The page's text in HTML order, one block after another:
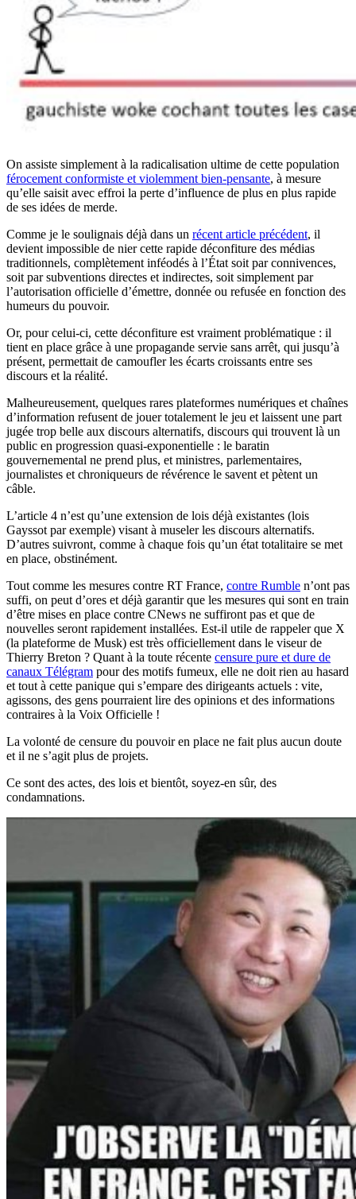
On assiste simplement à la radicalisation ultime de cette population
férocement conformiste et violemment bien-pensante, à mesure
qu’elle saisit avec effroi la perte d’influence de plus en plus rapide
de ses idées de merde.
Comme je le soulignais déjà dans un récent article précédent, il
devient impossible de nier cette rapide déconfiture des médias
traditionnels, complètement inféodés à l’État soit par connivences,
soit par subventions directes et indirectes, soit simplement par
l’autorisation officielle d’émettre, donnée ou refusée en fonction des
humeurs du pouvoir.
Or, pour celui-ci, cette déconfiture est vraiment problématique : il
tient en place grâce à une propagande servie sans arrêt, qui jusqu’à
présent, permettait de camoufler les écarts croissants entre ses
discours et la réalité.
Malheureusement, quelques rares plateformes numériques et chaînes
d’information refusent de jouer totalement le jeu et laissent une part
jugée trop belle aux discours alternatifs, discours qui trouvent là un
public en progression quasi-exponentielle : le baratin
gouvernemental ne prend plus, et ministres, parlementaires,
journalistes et chroniqueurs de révérence le savent et pètent un
câble.
L’article 4 n’est qu’une extension de lois déjà existantes (lois
Gayssot par exemple) visant à museler les discours alternatifs.
D’autres suivront, comme à chaque fois qu’un état totalitaire se met
en place, obstinément.
Tout comme les mesures contre RT France, contre Rumble n’ont pas
suffi, on peut d’ores et déjà garantir que les mesures qui sont en train
d’être mises en place contre CNews ne suffiront pas et que de
nouvelles seront rapidement installées. Est-il utile de rappeler que X
(la plateforme de Musk) est très officiellement dans le viseur de
Thierry Breton ? Quant à la toute récente censure pure et dure de
canaux Télégram pour des motifs fumeux, elle ne doit rien au hasard
et tout à cette panique qui s’empare des dirigeants actuels : vite,
agissons, des gens pourraient lire des opinions et des informations
contraires à la Voix Officielle !
La volonté de censure du pouvoir en place ne fait plus aucun doute
et il ne s’agit plus de projets.
Ce sont des actes, des lois et bientôt, soyez-en sûr, des
condamnations.